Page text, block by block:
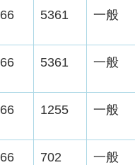
66 5361 一般
66 5361 一般
66 1255 一般
66 702 一般